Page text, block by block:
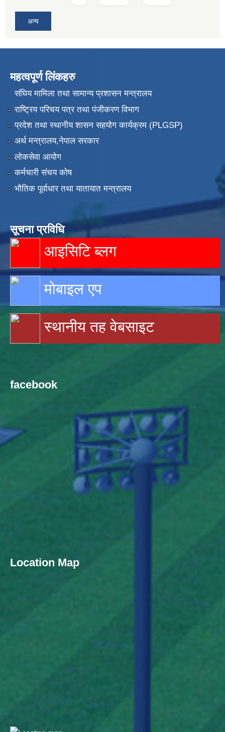
अन्य
महत्वपूर्ण लिंकहरु
संघिय मामिला तथा सामान्य प्रशासन मन्त्रालय
राष्ट्रिय परिचय पत्र तथा पंजीकरण विभाग
प्रदेश तथा स्थानीय शासन सहयोग कार्यक्रम (PLGSP)
अर्थ मन्त्रालय,नेपाल सरकार
लोकसेवा आयोग
कर्मचारी संचय कोष
भौतिक पूर्वाधार तथा यातायात मन्त्रालय
सूचना प्रविधि
आइसिटि ब्लग
मोबाइल एप
स्थानीय तह वेबसाइट
facebook
Location Map